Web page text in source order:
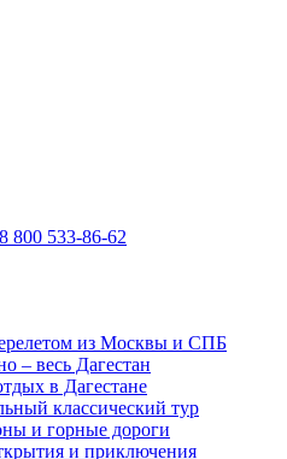
8 800 533-86-62
из Москвы и СПБ
– весь Дагестан
в Дагестане
классический тур
и горные дороги
и приключения